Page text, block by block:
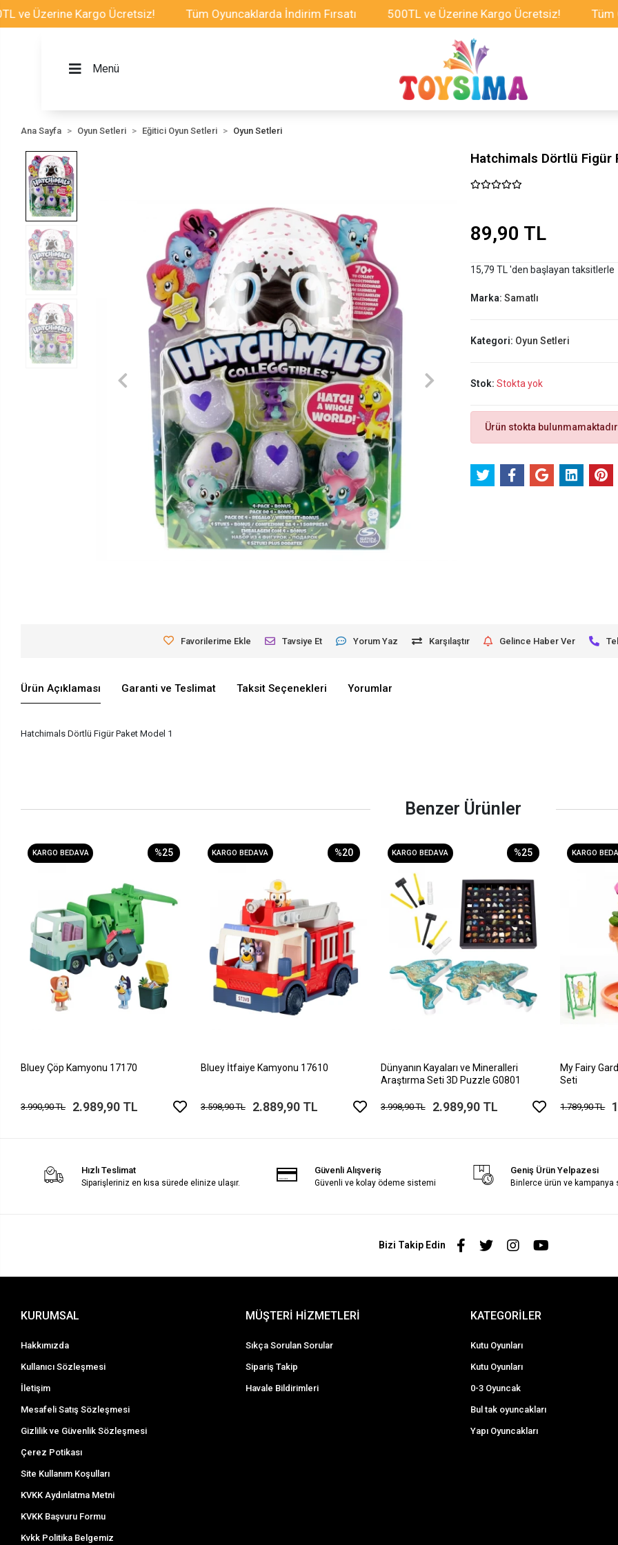
Kargo Ücretsiz! Tüm Oyuncaklarda İndirim Fırsatı 500TL ve Üzerine Kargo Ücretsiz! Tüm
Menü
Ana Sayfa Oyun Setleri Eğitici Oyun Setleri Oyun Setleri
Hatchimals Dörtlü Figür
89,90 TL
15,79 TL 'den başlayan taksitlerle
Marka: Samatlı
Kategori: Oyun Setleri
Stok: Stokta yok
Ürün stokta
Favorilerime Ekle Tavsiye Et Yorum Yaz Karşılaştır Gelince Haber Ver
Ürün Açıklaması Garanti ve Teslimat Taksit Seçenekleri Yorumlar
Hatchimals Dörtlü Figür Paket Model 1
Benzer Ürünler
KARGO BEDAVA %25
Bluey Çöp Kamyonu 17170
3.990,90 TL 2.989,90 TL
KARGO BEDAVA %20
Bluey İtfaiye Kamyonu 17610
3.598,90 TL 2.889,90 TL
KARGO BEDAVA %25
Dünyanın Kayaları ve Mineralleri
Araştırma Seti 3D Puzzle G0801
3.998,90 TL 2.989,90 TL
KARGO
My Fairy
Seti
1.789,90 TL
Hızlı Teslimat
Siparişleriniz en kısa sürede elinize ulaşır.
Güvenli Alışveriş
Güvenli ve kolay ödeme sistemi
Geniş Ürün Yelpazesi
Binlerce ürün ve kampanya
Bizi Takip Edin
KURUMSAL
Hakkımızda
Kullanıcı Sözleşmesi
İletişim
Mesafeli Satış Sözleşmesi
Gizlilik ve Güvenlik Sözleşmesi
Çerez Potikası
Site Kullanım Koşulları
KVKK Aydınlatma Metni
KVKK Başvuru Formu
Kvkk Politika Belgemiz
MÜŞTERİ HİZMETLERİ
Sıkça Sorulan Sorular
Sipariş Takip
Havale Bildirimleri
KATEGORİLER
Kutu Oyunları
Kutu Oyunları
0-3 Oyuncak
Bul tak oyuncakları
Yapı Oyuncakları